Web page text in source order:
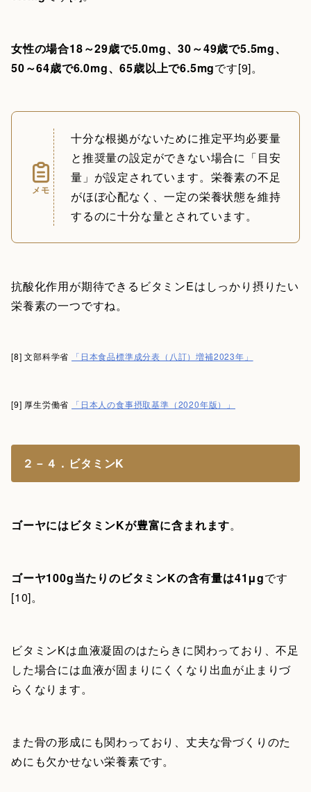
女性の場合18～29歳で5.0mg、30～49歳で5.5mg、
50～64歳で6.0mg、65歳以上で6.5mgです[9]。
メモ
十分な根拠がないために推定平均必要量
と推奨量の設定ができない場合に「目安
量」が設定されています。栄養素の不足
がほぼ心配なく、一定の栄養状態を維持
するのに十分な量とされています。
抗酸化作用が期待できるビタミンEはしっかり摂りたい
栄養素の一つですね。
[8] 文部科学省 「日本食品標準成分表（八訂）増補2023年」
[9] 厚生労働省 「日本人の食事摂取基準（2020年版）」
２－４．ビタミンK
ゴーヤにはビタミンKが豊富に含まれます。
ゴーヤ100g当たりのビタミンKの含有量は41μgです
[10]。
ビタミンKは血液凝固のはたらきに関わっており、不足
した場合には血液が固まりにくくなり出血が止まりづ
らくなります。
また骨の形成にも関わっており、丈夫な骨づくりのた
めにも欠かせない栄養素です。